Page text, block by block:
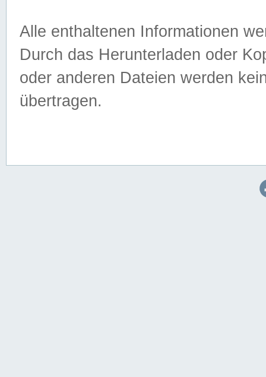
Alle enthaltenen Informationen
Durch das Herunterladen oder
oder anderen Dateien werden
übertragen.